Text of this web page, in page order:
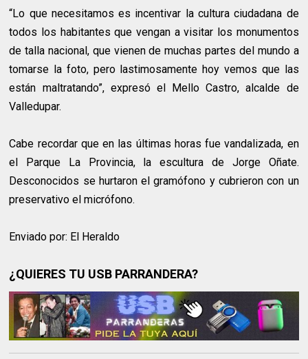
“Lo que necesitamos es incentivar la cultura ciudadana de
todos los habitantes que vengan a visitar los monumentos
de talla nacional, que vienen de muchas partes del mundo a
tomarse la foto, pero lastimosamente hoy vemos que las
están maltratando”, expresó el Mello Castro, alcalde de
Valledupar.
Cabe recordar que en las últimas horas fue vandalizada, en
el Parque La Provincia, la escultura de Jorge Oñate.
Desconocidos se hurtaron el gramófono y cubrieron con un
preservativo el micrófono.
Enviado por: El Heraldo
¿QUIERES TU USB PARRANDERA?